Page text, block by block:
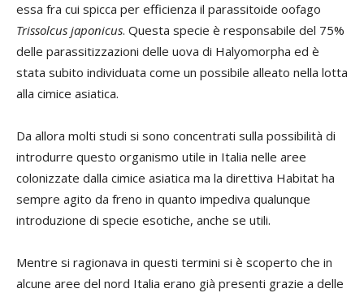
essa fra cui spicca per efficienza il parassitoide oofago
Trissolcus japonicus. Questa specie è responsabile del 75%
delle parassitizzazioni delle uova di Halyomorpha ed è
stata subito individuata come un possibile alleato nella lotta
alla cimice asiatica.
Da allora molti studi si sono concentrati sulla possibilità di
introdurre questo organismo utile in Italia nelle aree
colonizzate dalla cimice asiatica ma la direttiva Habitat ha
sempre agito da freno in quanto impediva qualunque
introduzione di specie esotiche, anche se utili.
Mentre si ragionava in questi termini si è scoperto che in
alcune aree del nord Italia erano già presenti grazie a delle